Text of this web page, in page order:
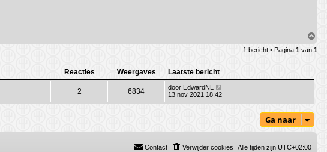
h
1 bericht • Pagina 1 van 1
Reacties Weergaves Laatste bericht
2 6834 door EdwardNL
13 nov 2021 18:42
Ga naar
Alle tijden zijn UTC+02:00
Verwijder cookies
Contact